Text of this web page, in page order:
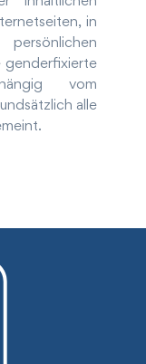
inhaltlichen
in
genderfixierte
vom
alle